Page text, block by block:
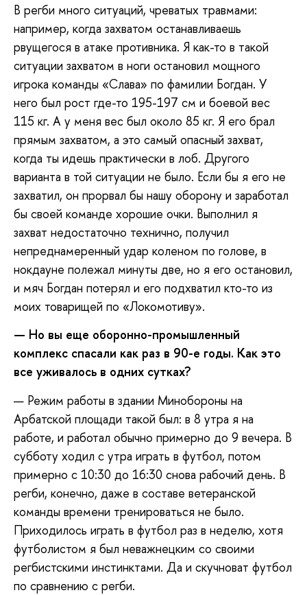
В регби много ситуаций, чреватых травмами:
например, когда захватом останавливаешь
рвущегося в атаке противника. Я как-то в такой
ситуации захватом в ноги остановил мощного
игрока команды «Слава» по фамилии Богдан. У
него был рост где-то 195-197 см и боевой вес
115 кг. А у меня вес был около 85 кг. Я его брал
прямым захватом, а это самый опасный захват,
когда ты идешь практически в лоб. Другого
варианта в той ситуации не было. Если бы я его не
захватил, он прорвал бы нашу оборону и заработал
бы своей команде хорошие очки. Выполнил я
захват недостаточно технично, получил
непреднамеренный удар коленом по голове, в
нокдауне полежал минуты две, но я его остановил,
и мяч Богдан потерял и его подхватил кто-то из
моих товарищей по «Локомотиву».
— Но вы еще оборонно-промышленный
комплекс спасали как раз в 90-е годы. Как это
все уживалось в одних сутках?
— Режим работы в здании Минобороны на
Арбатской площади такой был: в 8 утра я на
работе, и работал обычно примерно до 9 вечера. В
субботу ходил с утра играть в футбол, потом
примерно с 10:30 до 16:30 снова рабочий день. В
регби, конечно, даже в составе ветеранской
команды времени тренироваться не было.
Приходилось играть в футбол раз в неделю, хотя
футболистом я был неважнецким со своими
регбистскими инстинктами. Да и скучноват футбол
по сравнению с регби.